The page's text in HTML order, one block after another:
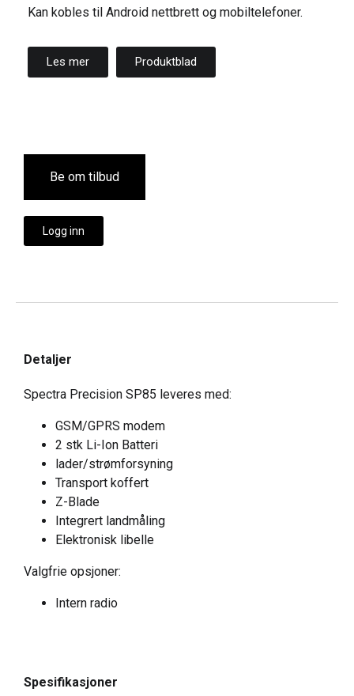
Kan kobles til Android nettbrett og mobiltelefoner.
Les mer Produktblad
Be om tilbud
Logg inn
Detaljer
Spectra Precision SP85 leveres med:
GSM/GPRS modem
2 stk Li-Ion Batteri
lader/strømforsyning
Transport koffert
Z-Blade
Integrert landmåling
Elektronisk libelle
Valgfrie opsjoner:
Intern radio
Spesifikasjoner